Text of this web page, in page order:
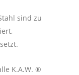
sind zu
K.A.W. ®